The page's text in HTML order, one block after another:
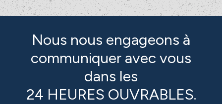
Nous nous engageons à
communiquer avec vous
dans les
24 HEURES OUVRABLES.